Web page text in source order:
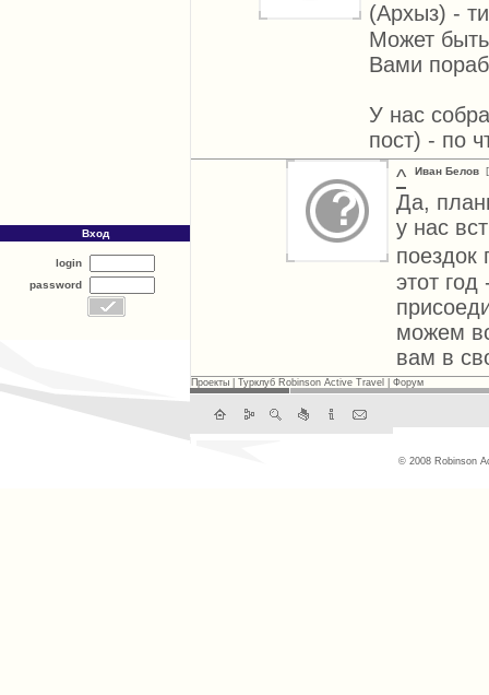
(Архыз) -
Может
Вами
У нас
пост) - по
^
Иван Белов
Да,
у нас
этот
можем
вам в
Проекты Турклуб Robinson Active Travel Форум
Вход
login
password
© 2008 Robinson